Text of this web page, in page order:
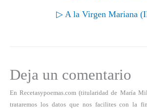
▷ A la Virgen Mariana
Deja un comentario
En Recetasypoemas.com (titularidad de María
trataremos los datos que nos facilites con la